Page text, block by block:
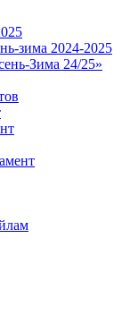
зима 2024-2025
Зима 24/25»